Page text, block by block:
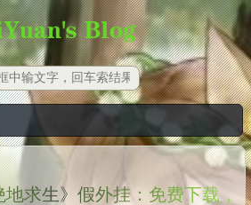
求生》假外挂：免费下载，